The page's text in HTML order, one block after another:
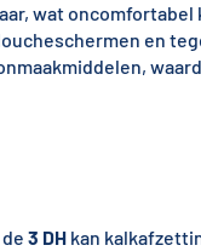
wat oncomfortabel
en
3 DHkan